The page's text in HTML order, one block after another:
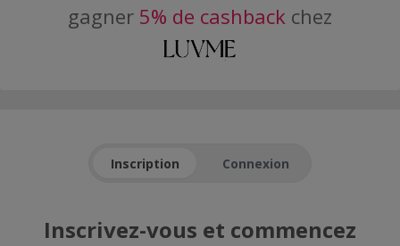
gagner 5% de cashback chez
Inscription Connexion
Inscrivez-vous et commencez